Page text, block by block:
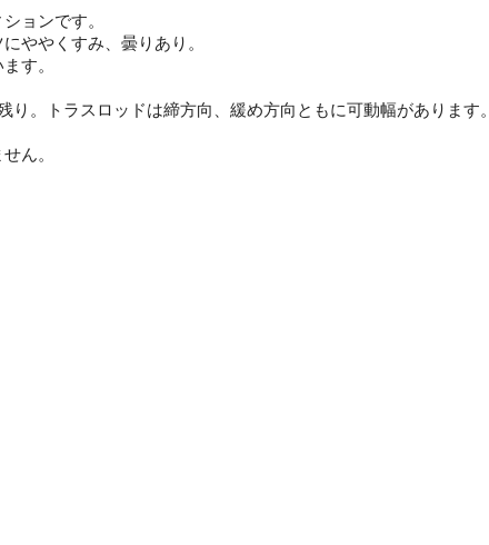
ョンです。
ややくすみ、曇りあり。
す。
。トラスロッドは締方向、緩め方向ともに可動幅があります。
ん。